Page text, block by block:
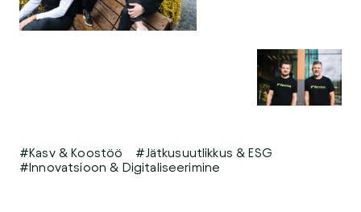
#Kasv & Koostöö
#Jätkusuutlikkus & ESG
#Innovatsioon & Digitaliseerimine